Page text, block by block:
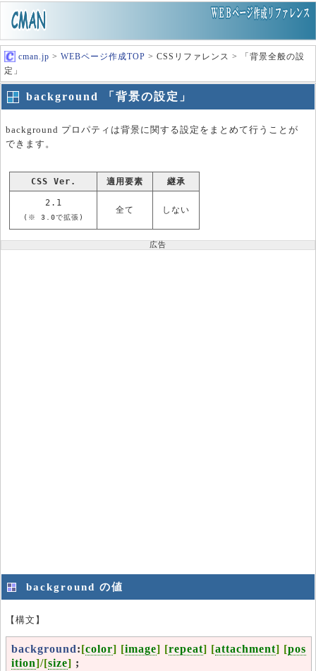
cman.jp > WEBページ作成TOP > CSSリファレンス > 「背景全般の設
定」
background 「背景の設定」
background プロパティは背景に関する設定をまとめて行うことが
できます。
CSS Ver. 適用要素 継承
2.1
(※ 3.0で拡張)
全て しない
広告
background の値
【構文】
background:[color] [image] [repeat] [attachment] [pos
ition]/[size] ;